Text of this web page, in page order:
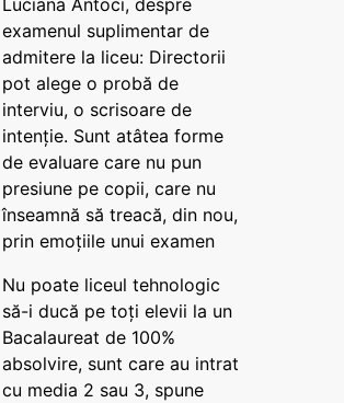
Luciana Antoci, despre
examenul suplimentar de
admitere la liceu: Directorii
pot alege o probă de
interviu, o scrisoare de
intenție. Sunt atâtea forme
de evaluare care nu pun
presiune pe copii, care nu
înseamnă să treacă, din nou,
prin emoțiile unui examen
Nu poate liceul tehnologic
să-i ducă pe toți elevii la un
Bacalaureat de 100%
absolvire, sunt care au intrat
cu media 2 sau 3, spune